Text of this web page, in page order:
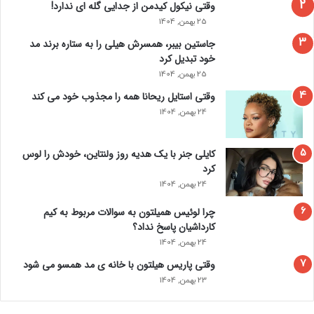
وقتی نیکول کیدمن از جدایی گله ای ندارد!
25 بهمن, 1404
جاستین بیبر، همسرش هیلی را به ستاره برند مد
خود تبدیل کرد
25 بهمن, 1404
وقتی استایل ریحانا همه را مجذوب خود می‌ کند
24 بهمن, 1404
کایلی جنر با یک هدیه روز ولنتاین، خودش را لوس
کرد
24 بهمن, 1404
چرا لوئیس همیلتون به سوالات مربوط به کیم
کارداشیان پاسخ نداد؟
24 بهمن, 1404
وقتی پاریس هیلتون با خانه‌ ی مد همسو می شود
23 بهمن, 1404